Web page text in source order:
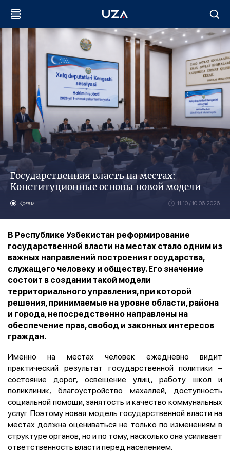
Государственная власть на местах:
Конституционные основы новой модели
Қоғам 11:10 / 10.06.2026
В Республике Узбекистан реформирование
государственной власти на местах стало одним из
важных направлений построения государства,
служащего человеку и обществу. Его значение
состоит в создании такой модели
территориального управления, при которой
решения, принимаемые на уровне области, района
и города, непосредственно направлены на
обеспечение прав, свобод и законных интересов
граждан.
Именно на местах человек ежедневно видит
практический результат государственной политики –
состояние дорог, освещение улиц, работу школ и
поликлиник, благоустройство махаллей, доступность
социальной помощи, занятость и качество коммунальных
услуг. Поэтому новая модель государственной власти на
местах должна оцениваться не только по изменениям в
структуре органов, но и по тому, насколько она усиливает
ответственность власти перед населением.